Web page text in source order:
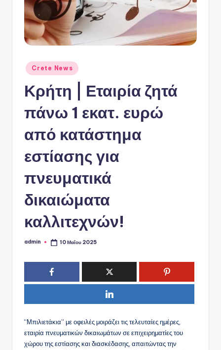
P
o
Αναρτήθηκε
σε
Crete News
Κρήτη | Εταιρία ζητά
πάνω 1 εκατ. ευρώ
από κατάστημα
εστίασης για
πνευματικά
δικαιώματα
καλλιτεχνών!
Συγγραφέας:
admin 10 Μαΐου 2025
“Μπιλιετάκια” με οφειλές μοιράζει τις τελευταίες ημέρες,
εταιρία πνευματικών δικαιωμάτων σε επιχειρηματίες του
χώρου της εστίασης και διασκέδασης, απαιτώντας την